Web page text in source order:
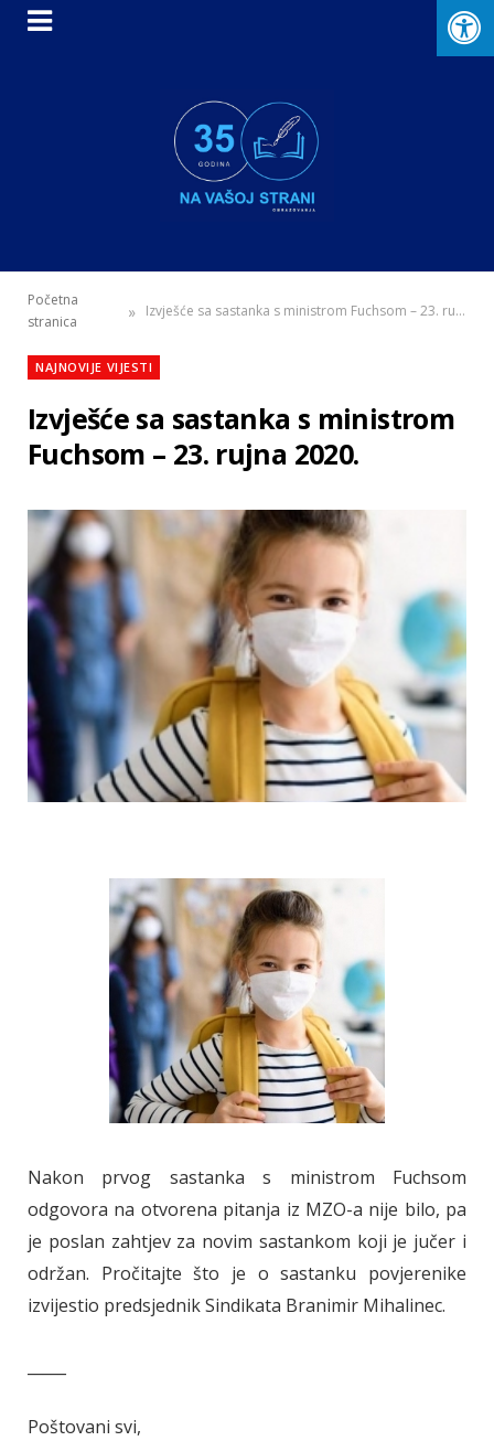
Početna
stranica
» Izvješće sa sastanka s ministrom Fuchsom – 23. rujna 2020.
NAJNOVIJE VIJESTI
Izvješće sa sastanka s ministrom
Fuchsom – 23. rujna 2020.
Nakon prvog sastanka s ministrom Fuchsom
odgovora na otvorena pitanja iz MZO-a nije bilo, pa
je poslan zahtjev za novim sastankom koji je jučer i
održan. Pročitajte što je o sastanku povjerenike
izvijestio predsjednik Sindikata Branimir Mihalinec.
Poštovani svi,